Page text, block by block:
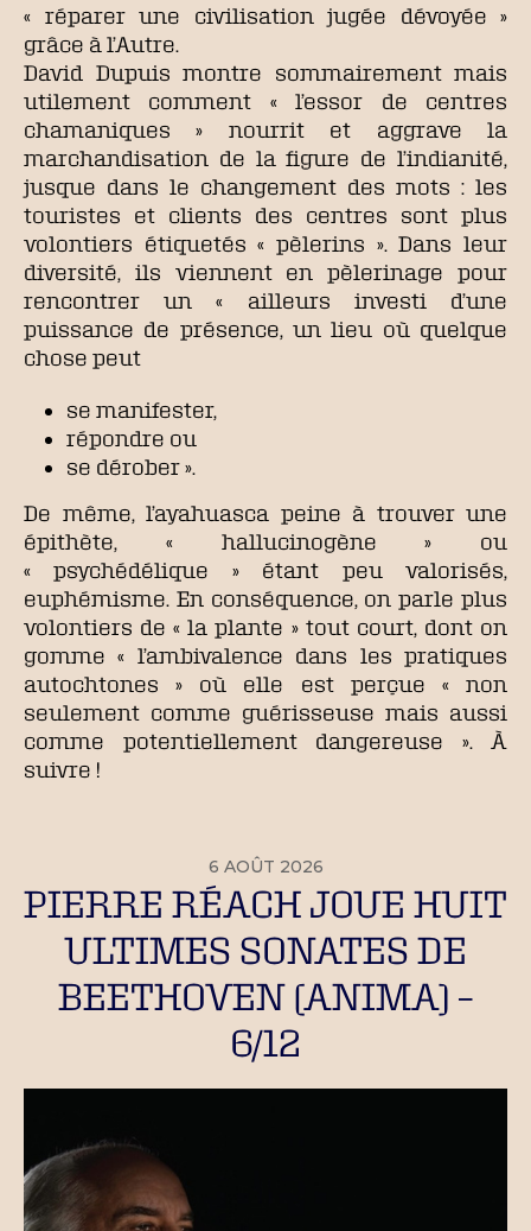
« réparer une civilisation jugée dévoyée »
grâce à l’Autre.
David Dupuis montre sommairement mais
utilement comment « l’essor de centres
chamaniques » nourrit et aggrave la
marchandisation de la figure de l’indianité,
jusque dans le changement des mots : les
touristes et clients des centres sont plus
volontiers étiquetés « pèlerins ». Dans leur
diversité, ils viennent en pèlerinage pour
rencontrer un « ailleurs investi d’une
puissance de présence, un lieu où quelque
chose peut
se manifester,
répondre ou
se dérober ».
De même, l’ayahuasca peine à trouver une
épithète, « hallucinogène » ou
« psychédélique » étant peu valorisés,
euphémisme. En conséquence, on parle plus
volontiers de « la plante » tout court, dont on
gomme « l’ambivalence dans les pratiques
autochtones » où elle est perçue « non
seulement comme guérisseuse mais aussi
comme potentiellement dangereuse ». À
suivre !
6 AOÛT 2026
PIERRE RÉACH JOUE HUIT
ULTIMES SONATES DE
BEETHOVEN (ANIMA) –
6/12